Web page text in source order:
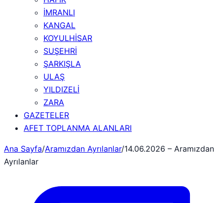
İMRANLI
KANGAL
KOYULHİSAR
SUŞEHRİ
ŞARKIŞLA
ULAŞ
YILDIZELİ
ZARA
GAZETELER
AFET TOPLANMA ALANLARI
Ana Sayfa/Aramızdan Ayrılanlar/14.06.2026 – Aramızdan
Ayrılanlar